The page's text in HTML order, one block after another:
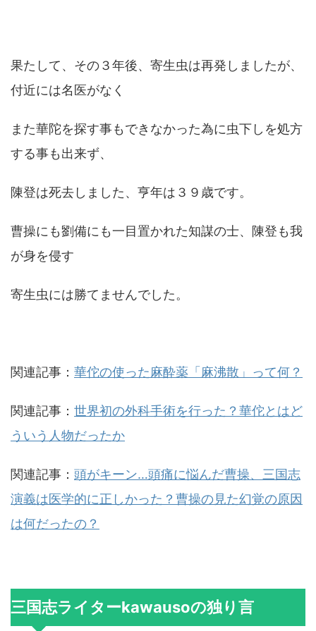
果たして、その３年後、寄生虫は再発しましたが、
付近には名医がなく
また華陀を探す事もできなかった為に虫下しを処方
する事も出来ず、
陳登は死去しました、亨年は３９歳です。
曹操にも劉備にも一目置かれた知謀の士、陳登も我
が身を侵す
寄生虫には勝てませんでした。
関連記事： 華佗の使った麻酔薬「麻沸散」って何？
関連記事： 世界初の外科手術を行った？華佗とはど
ういう人物だったか
関連記事： 頭がキーン…頭痛に悩んだ曹操、三国志
演義は医学的に正しかった？曹操の見た幻覚の原因
は何だったの？
三国志ライターkawausoの独り言